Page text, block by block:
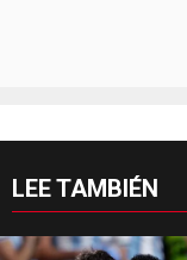
LEE TAMBIÉN